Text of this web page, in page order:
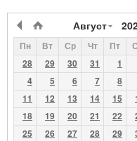
Август
Пн Вт Ср Чт Пт
28
29 30 31 1
4
5 6 7 8
11
12 13 14 15
18
19 20 21 22
25
26 27 28 29